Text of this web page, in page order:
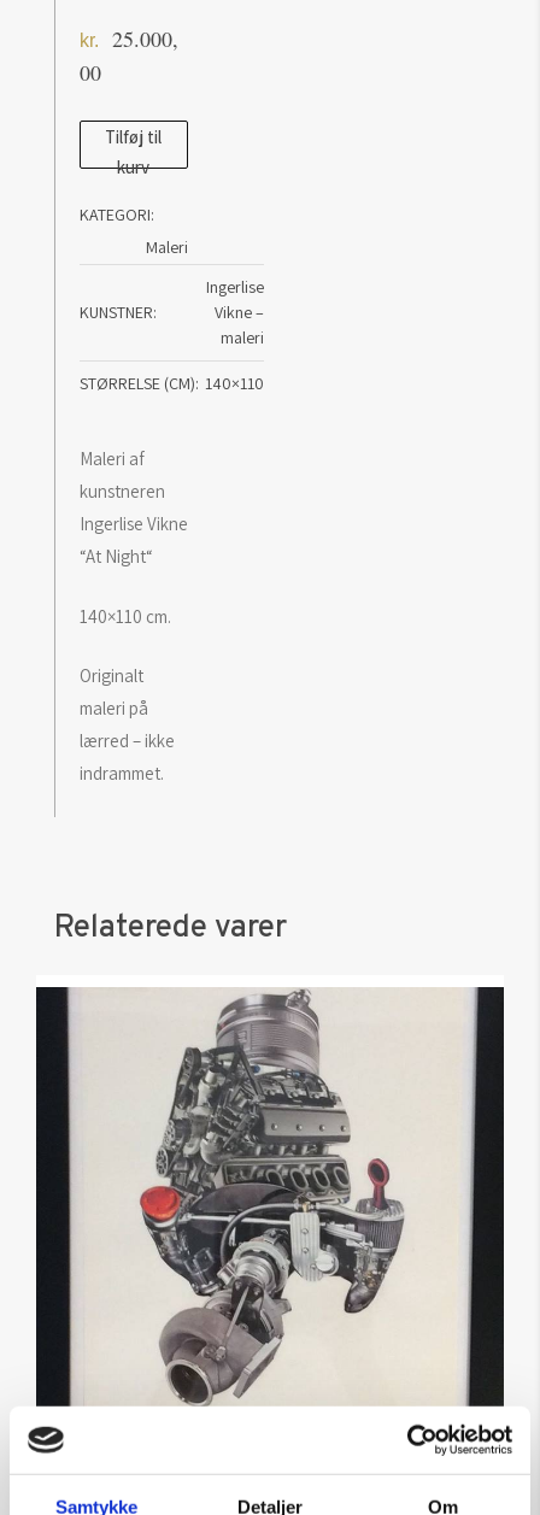
Samtykke Detaljer Om
kr.
25.000,
00
Maleri
af
"At
Tilføj til
kurv
KATEGORI:
Maleri
KUNSTNER
Ingerlise
Vikne –
maleri
STØRRELSE (CM) 140×110
Maleri af
kunstneren
Ingerlise Vikne
“At Night“
140×110 cm.
Originalt
maleri på
lærred – ikke
indrammet.
Relaterede varer
Mekanisk Mutation 2